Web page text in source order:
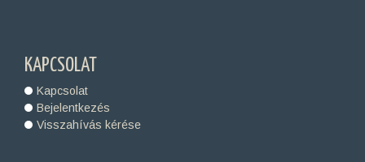
KAPCSOLAT
Kapcsolat
Bejelentkezés
Visszahívás kérése